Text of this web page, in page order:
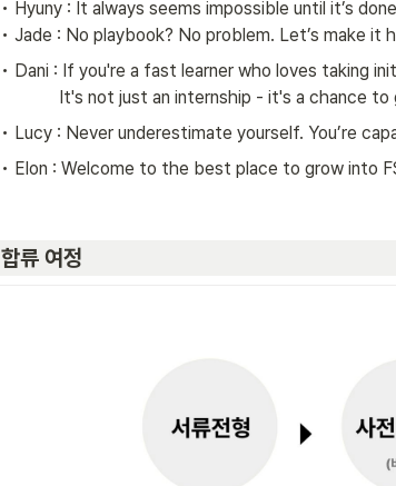
• Hyuny : It always seems impossible until it’s
• Jade : No playbook? No problem. Let’s make it
• Dani : If you're a fast learner who loves taking
It's not just an internship - it's a
• Lucy : Never underestimate yourself. You’re
• Elon : Welcome to the best place to grow into
합류 여정